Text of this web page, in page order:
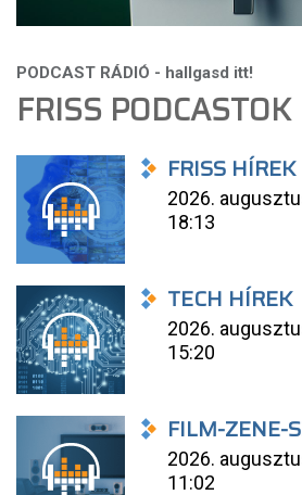
FRISS PODCASTOK
FRISS HÍREK
2026.
18:13
TECH HÍREK
2026.
15:20
FILM-ZENE-
2026.
11:02